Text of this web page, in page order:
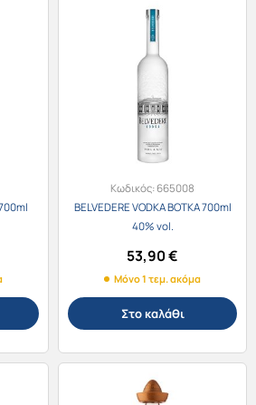
Κωδικός:665008
BELVEDERE VODKA ΒΟΤΚΑ 700ml
40% vol.
53,90€
Μόνο 1 τεμ. ακόμα
Στο καλάθι